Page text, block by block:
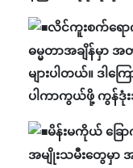
လိင်ကူးစက်ရောဂ
ဓမ္မတာအချိန်မှာ အ
များပါတယ်။ ဒ
ပါကာကွယ်ဖို့ ကွန်ဒုံး
မိန်းမကိုယ် ခြေ
အမျိုးသမီးတွေမှာ